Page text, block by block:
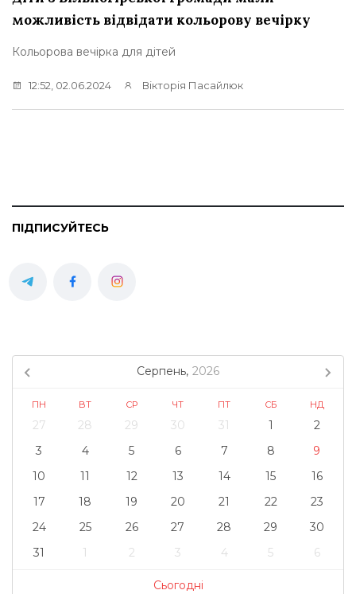
можливість відвідати кольорову вечірку
Кольорова вечірка для дітей
12:52, 02.06.2024 Вікторія Пасайлюк
ПІДПИСУЙТЕСЬ
Серпень, 2026
ПН ВТ СР ЧТ ПТ СБ НД
27 28 29 30 31 1
2
3
4 5 6 7 8
9
10
11 12 13 14 15
16
17
18 19 20 21 22
23
24
25 26 27 28 29
30
31
1 2 3 4 5 6
Сьогодні